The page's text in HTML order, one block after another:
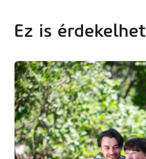
Ez is érdekelhet